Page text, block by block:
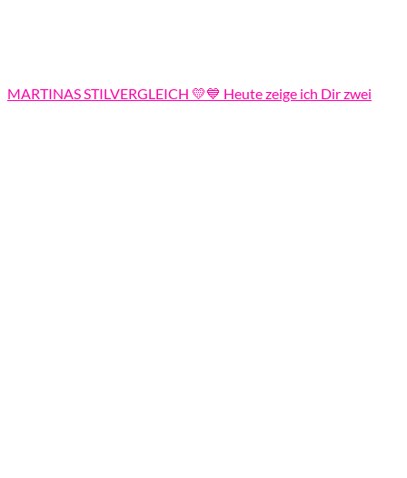
MARTINAS STILVERGLEICH 💛💙 Heute zeige ich Dir zwei